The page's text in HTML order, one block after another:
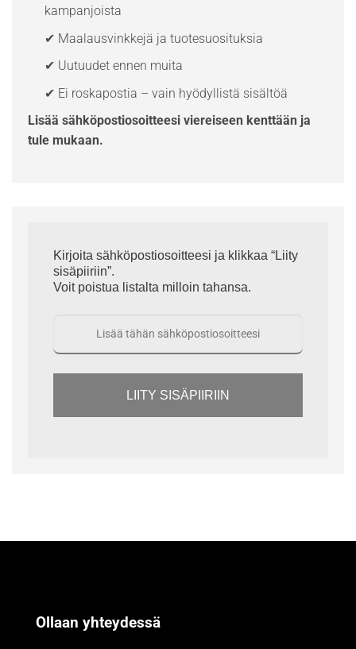
kampanjoista
✔ Maalausvinkkejä ja tuotesuosituksia
✔ Uutuudet ennen muita
✔ Ei roskapostia – vain hyödyllistä sisältöä
Lisää sähköpostiosoitteesi viereiseen kenttään ja
tule mukaan.
Kirjoita sähköpostiosoitteesi ja klikkaa “Liity
sisäpiiriin”.
Voit poistua listalta milloin tahansa.
LIITY SISÄPIIRIIN
Ollaan yhteydessä